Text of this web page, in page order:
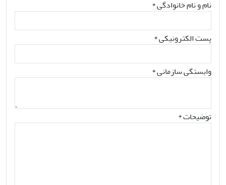
نام و نام خانوادگی*
پست الکترونیکی*
وابستگی سازمانی *
توضیحات *